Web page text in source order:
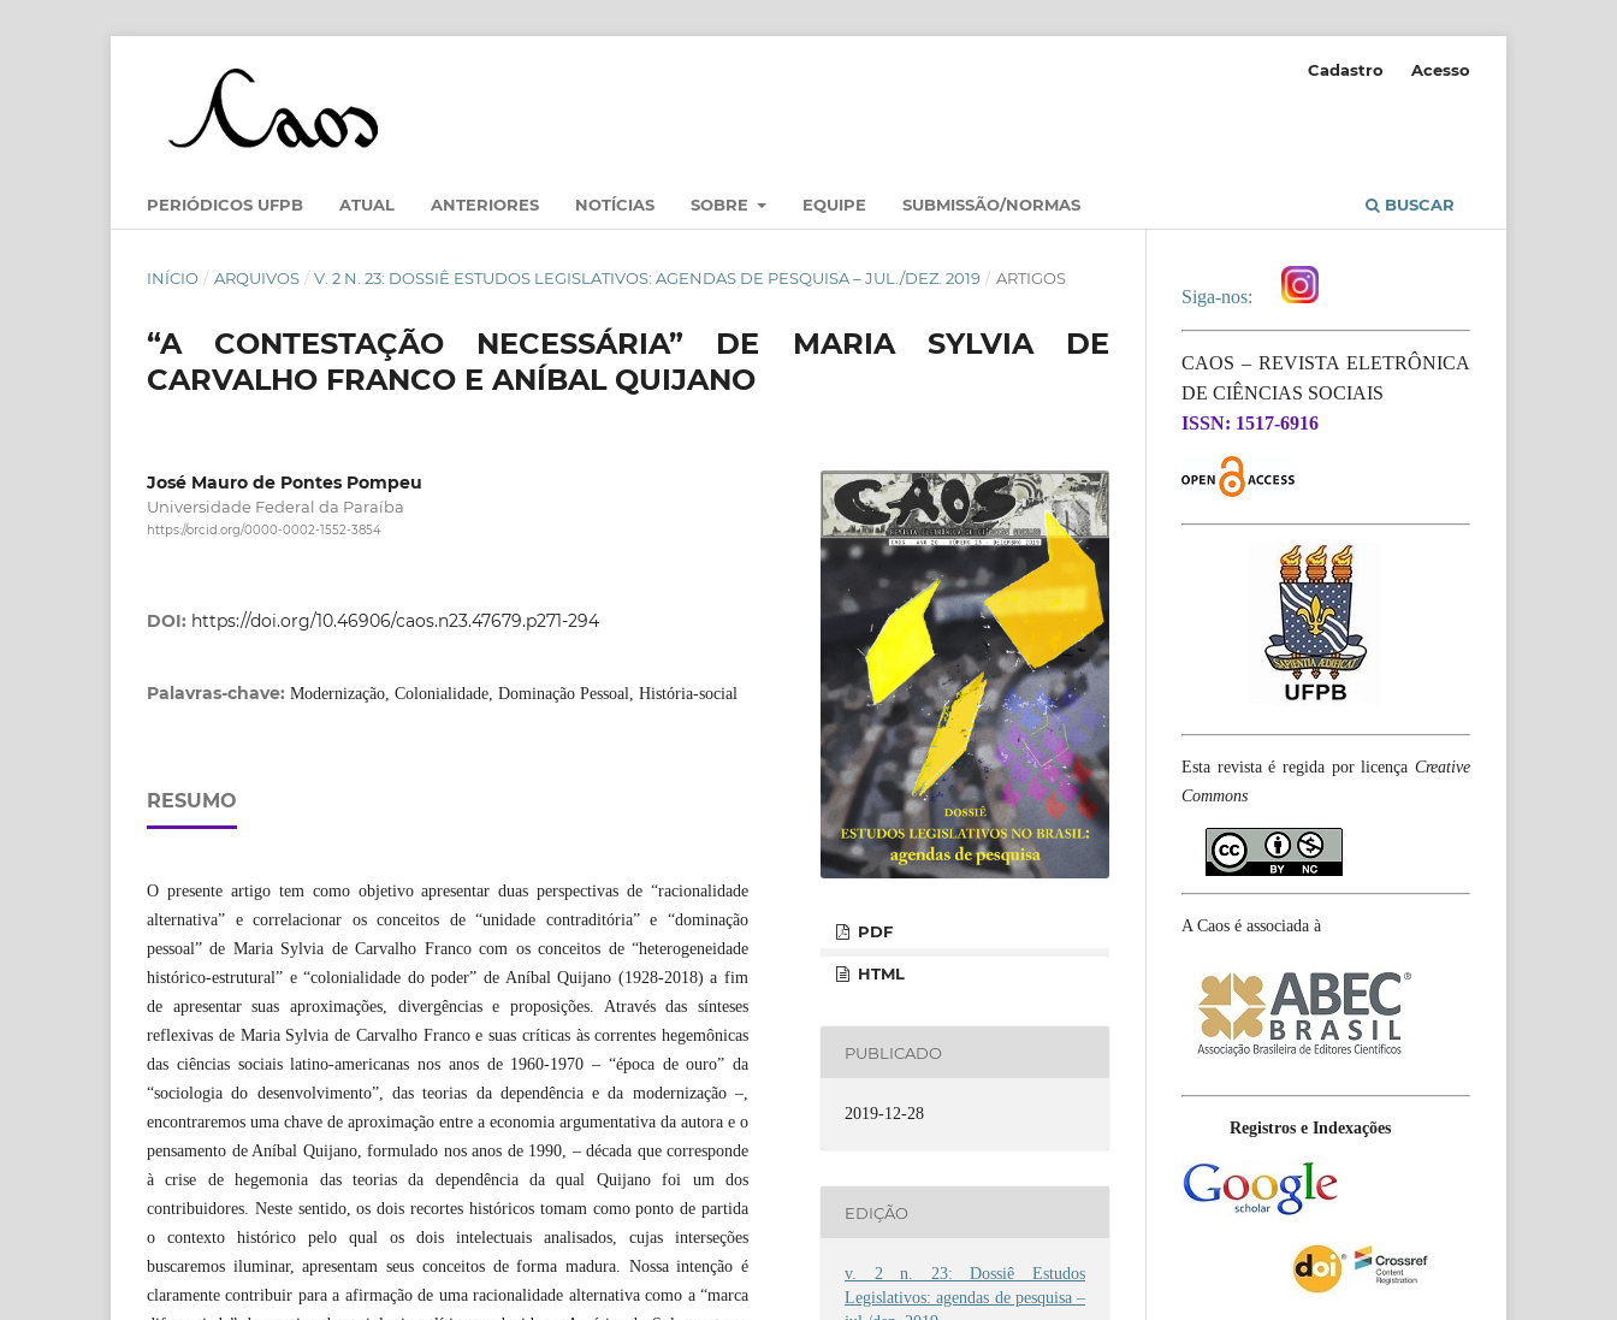
PERIÓDICOS UFPB ATUAL ANTERIORES NOTÍCIAS SOBRE EQUIPE SUBMISSÃO/NORMAS BUSCAR
Cadastro Acesso
INÍCIO / ARQUIVOS / V. 2 N. 23: DOSSIÊ ESTUDOS LEGISLATIVOS: AGENDAS DE PESQUISA – JUL./DEZ. 2019 / ARTIGOS
“A CONTESTAÇÃO NECESSÁRIA” DE MARIA SYLVIA DE
CARVALHO FRANCO E ANÍBAL QUIJANO
José Mauro de Pontes Pompeu
Universidade Federal da Paraíba
https://orcid.org/0000-0002-1552-3854
DOI: https://doi.org/10.46906/caos.n23.47679.p271-294
Palavras-chave: Modernização, Colonialidade, Dominação Pessoal, História-social
RESUMO
O presente artigo tem como objetivo apresentar duas perspectivas de “racionalidade
alternativa” e correlacionar os conceitos de “unidade contraditória” e “dominação
pessoal” de Maria Sylvia de Carvalho Franco com os conceitos de “heterogeneidade
histórico-estrutural” e “colonialidade do poder” de Aníbal Quijano (1928-2018) a fim
de apresentar suas aproximações, divergências e proposições. Através das sínteses
reflexivas de Maria Sylvia de Carvalho Franco e suas críticas às correntes hegemônicas
das ciências sociais latino-americanas nos anos de 1960-1970 – “época de ouro” da
“sociologia do desenvolvimento”, das teorias da dependência e da modernização –,
encontraremos uma chave de aproximação entre a economia argumentativa da autora e o
pensamento de Aníbal Quijano, formulado nos anos de 1990, – década que corresponde
à crise de hegemonia das teorias da dependência da qual Quijano foi um dos
contribuidores. Neste sentido, os dois recortes históricos tomam como ponto de partida
o contexto histórico pelo qual os dois intelectuais analisados, cujas interseções
buscaremos iluminar, apresentam seus conceitos de forma madura. Nossa intenção é
claramente contribuir para a afirmação de uma racionalidade alternativa como a “marca
PDF
HTML
PUBLICADO
2019-12-28
EDIÇÃO
v. 2 n. 23: Dossiê Estudos
Legislativos: agendas de pesquisa –
Siga-nos:
CAOS – REVISTA ELETRÔNICA
DE CIÊNCIAS SOCIAIS
ISSN: 1517-6916
Esta revista é regida por licença Creative
Commons
A Caos é associada à
Registros e Indexações